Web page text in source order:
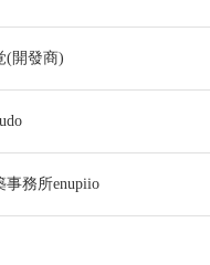
(開發商)
事務所enupiio